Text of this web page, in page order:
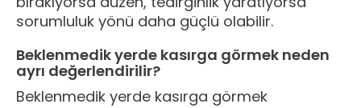
sorumluluk yönü daha güçlü olabilir.
Beklenmedik yerde kasırga görmek neden
ayrı değerlendirilir?
Beklenmedik yerde kasırga görmek